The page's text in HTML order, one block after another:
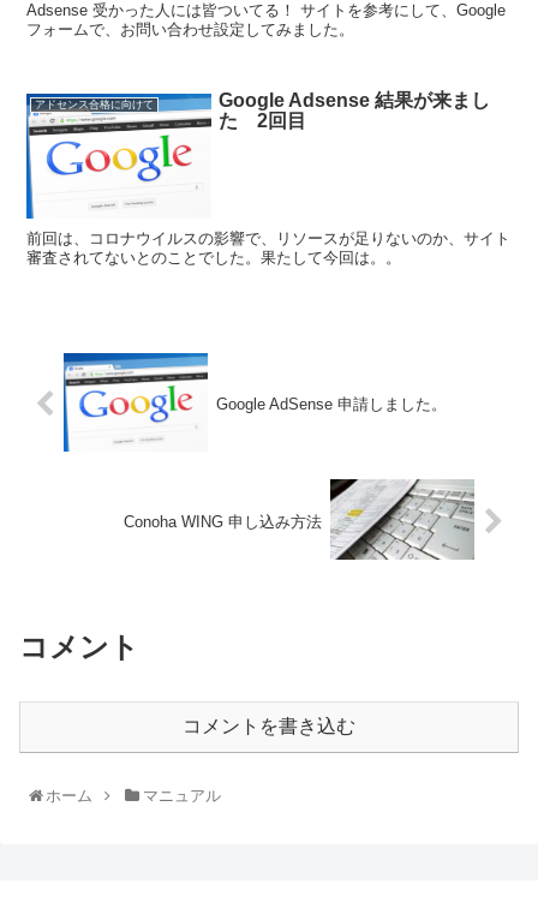
Adsense 受かった人には皆ついてる！ サイトを参考にして、Google
フォームで、お問い合わせ設定してみました。
アドセンス合格に向けて
Google Adsense 結果が来まし
た 2回目
前回は、コロナウイルスの影響で、リソースが足りないのか、サイト
審査されてないとのことでした。果たして今回は。。
Google AdSense 申請しました。
Conoha WING 申し込み方法
コメント
コメントを書き込む
ホーム マニュアル